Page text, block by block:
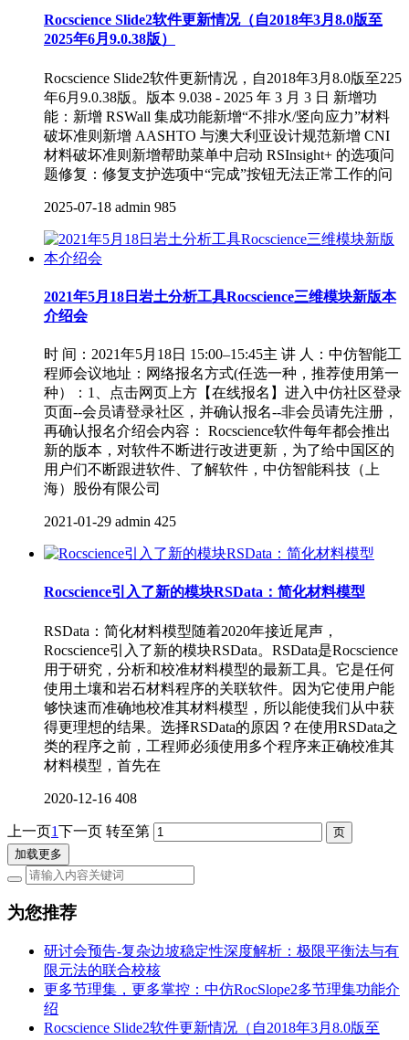
Rocscience Slide2软件更新情况（自2018年3月8.0版至
2025年6月9.0.38版）
Rocscience Slide2软件更新情况，自2018年3月8.0版至225
年6月9.0.38版。版本 9.038 - 2025 年 3 月 3 日 新增功
能：新增 RSWall 集成功能新增“不排水/竖向应力”材料
破坏准则新增 AASHTO 与澳大利亚设计规范新增 CNI
材料破坏准则新增帮助菜单中启动 RSInsight+ 的选项问
题修复：修复支护选项中“完成”按钮无法正常工作的问
2025-07-18 admin 985
2021年5月18日岩土分析工具Rocscience三维模块新版本
介绍会
时 间：2021年5月18日 15:00–15:45主 讲 人：中仿智能工
程师会议地址：网络报名方式(任选一种，推荐使用第一
种）：1、点击网页上方【在线报名】进入中仿社区登录
页面--会员请登录社区，并确认报名--非会员请先注册，
再确认报名介绍会内容： Rocscience软件每年都会推出
新的版本，对软件不断进行改进更新，为了给中国区的
用户们不断跟进软件、了解软件，中仿智能科技（上
海）股份有限公司
2021-01-29 admin 425
Rocscience引入了新的模块RSData：简化材料模型
RSData：简化材料模型随着2020年接近尾声，
Rocscience引入了新的模块RSData。RSData是Rocscience
用于研究，分析和校准材料模型的最新工具。它是任何
使用土壤和岩石材料程序的关联软件。因为它使用户能
够快速而准确地校准其材料模型，所以能使我们从中获
得更理想的结果。选择RSData的原因？在使用RSData之
类的程序之前，工程师必须使用多个程序来正确校准其
材料模型，首先在
2020-12-16 408
上一页1下一页 转至第
加载更多
为您推荐
研讨会预告-复杂边坡稳定性深度解析：极限平衡法与有
限元法的联合校核
更多节理集，更多掌控：中仿RocSlope2多节理集功能介
绍
Rocscience Slide2软件更新情况（自2018年3月8.0版至